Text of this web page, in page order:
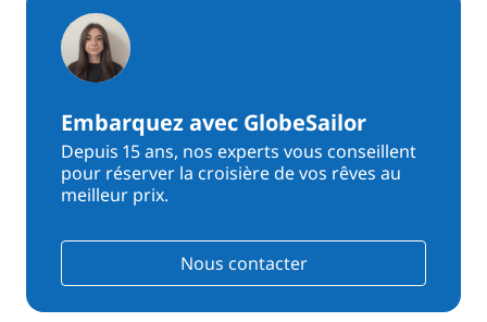
Embarquez avec GlobeSailor
Depuis 15 ans, nos experts vous conseillent
pour réserver la croisière de vos rêves au
meilleur prix.
Nous contacter